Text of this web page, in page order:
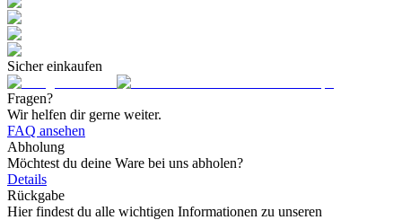
Sicher einkaufen
Fragen?
Wir helfen dir gerne weiter.
FAQ ansehen
Abholung
Möchtest du deine Ware bei uns abholen?
Details
Rückgabe
Hier findest du alle wichtigen Informationen zu unseren